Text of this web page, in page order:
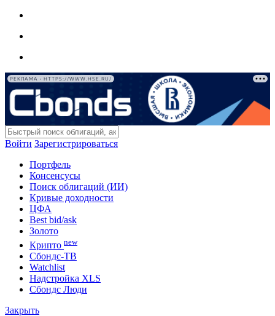
РЕКЛАМА • HTTPS://WWW.HSE.RU/
Войти Зарегистрироваться
Портфель
Консенсусы
Поиск облигаций (ИИ)
Кривые доходности
ЦФА
Best bid/ask
Золото
Крипто new
Сбондс-ТВ
Watchlist
Надстройка XLS
Сбондс Люди
Закрыть